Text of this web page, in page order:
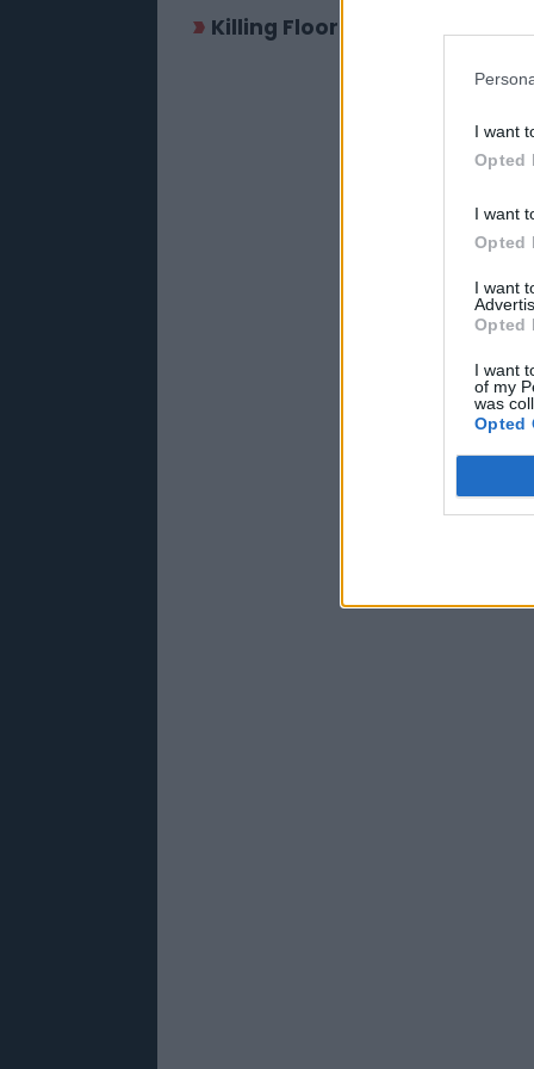
I want
Opted
I want
Opted
I want
Opted
I want
of my
was
Opted
Killing Floor 2 előzetes